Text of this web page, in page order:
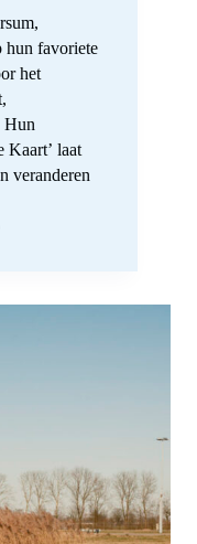
hun favoriete
het
Hun
Kaart’ laat
veranderen